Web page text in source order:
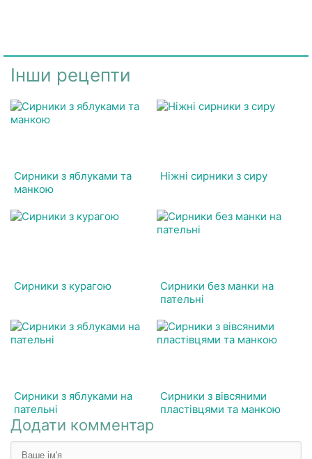
Інши рецепти
Сирники з яблуками та
манкою
Ніжні сирники з сиру
Сирники з курагою
Сирники без манки на
пательні
Сирники з яблуками на
пательні
Сирники з вівсяними
пластівцями та манкою
Додати комментар